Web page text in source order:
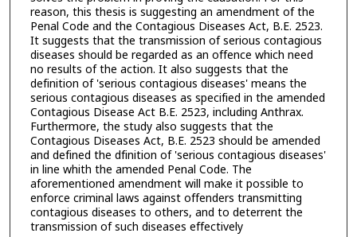
reason, this thesis is suggesting an amendment of the
Penal Code and the Contagious Diseases Act, B.E. 2523.
It suggests that the transmission of serious contagious
diseases should be regarded as an offence which need
no results of the action. It also suggests that the
definition of 'serious contagious diseases' means the
serious contagious diseases as specified in the amended
Contagious Disease Act B.E. 2523, including Anthrax.
Furthermore, the study also suggests that the
Contagious Diseases Act, B.E. 2523 should be amended
and defined the dfinition of 'serious contagious diseases'
in line whith the amended Penal Code. The
aforementioned amendment will make it possible to
enforce criminal laws against offenders transmitting
contagious diseases to others, and to deterrent the
transmission of such diseases effectively